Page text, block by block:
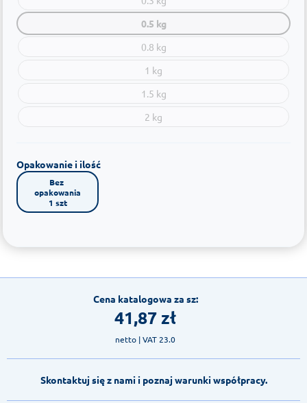
0.5 kg
0.8 kg
1 kg
1.5 kg
2 kg
Opakowanie i ilość
Bez
opakowania
1 szt
Cena katalogowa za sz:
41,87zł
netto | VAT 23.0
Skontaktuj się z nami i poznaj warunki współpracy.